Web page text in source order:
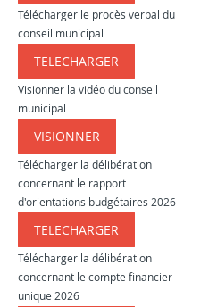
Télécharger le procès verbal du
conseil municipal
TELECHARGER
Visionner la vidéo du conseil
municipal
VISIONNER
Télécharger la délibération
concernant le rapport
d'orientations budgétaires 2026
TELECHARGER
Télécharger la délibération
concernant le compte financier
unique 2026